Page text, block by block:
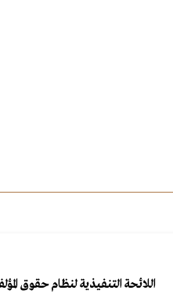
اللائحة التنفيذية لنظام حقوق